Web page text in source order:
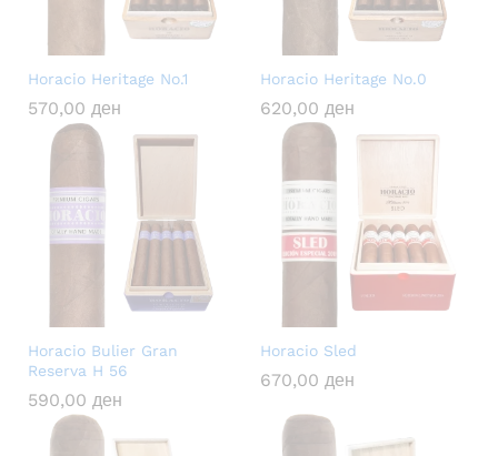
Horacio Heritage No.1
570,00 ден
Horacio Heritage No.0
620,00 ден
Horacio Bulier Gran
Reserva H 56
590,00 ден
Horacio Sled
670,00 ден